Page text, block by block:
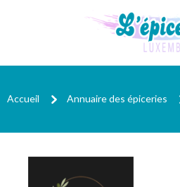
Accueil Annuaire des épiceries